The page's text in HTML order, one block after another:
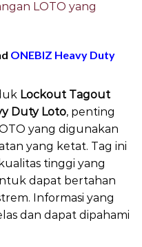
LOTO yang
ONEBIZ Heavy Duty
Lockout Tagout
Duty Loto, penting
yang digunakan
yang ketat. Tag ini
tinggi yang
dapat bertahan
Informasi yang
dan dapat dipahami